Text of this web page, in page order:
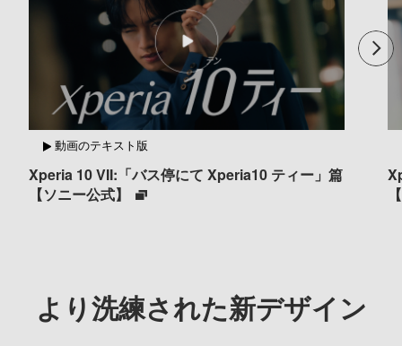
動画のテキスト版
Xperia 10 VII:「バス停にて Xperia10 ティー」篇
【ソニー公式】
より洗練された新デザイン